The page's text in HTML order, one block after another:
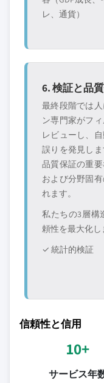
レ、通貨）
6. 検証と品
最終段階では
ン専門家がフ
レビューし、
誤りを発見し
品質保証の重
および分野固
れます。
私たちの3層構
頼性を最大化し
✓ 統計的検証
信頼性と信用
10+
サービス年